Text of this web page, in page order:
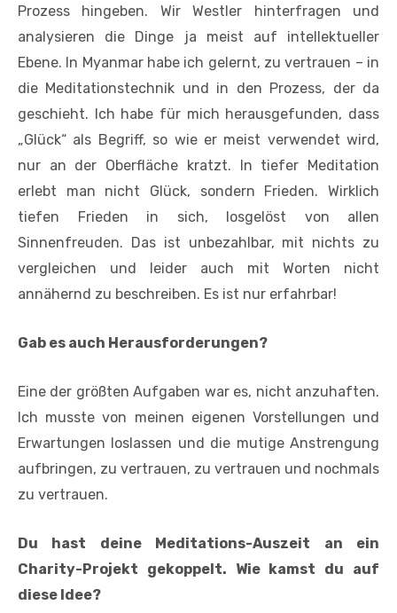
Prozess hingeben. Wir Westler hinterfragen und
analysieren die Dinge ja meist auf intellektueller
Ebene. In Myanmar habe ich gelernt, zu vertrauen – in
die Meditationstechnik und in den Prozess, der da
geschieht. Ich habe für mich herausgefunden, dass
„Glück“ als Begriff, so wie er meist verwendet wird,
nur an der Oberfläche kratzt. In tiefer Meditation
erlebt man nicht Glück, sondern Frieden. Wirklich
tiefen Frieden in sich, losgelöst von allen
Sinnenfreuden. Das ist unbezahlbar, mit nichts zu
vergleichen und leider auch mit Worten nicht
annähernd zu beschreiben. Es ist nur erfahrbar!
Gab es auch Herausforderungen?
Eine der größten Aufgaben war es, nicht anzuhaften.
Ich musste von meinen eigenen Vorstellungen und
Erwartungen loslassen und die mutige Anstrengung
aufbringen, zu vertrauen, zu vertrauen und nochmals
zu vertrauen.
Du hast deine Meditations-Auszeit an ein
Charity-Projekt gekoppelt. Wie kamst du auf
diese Idee?